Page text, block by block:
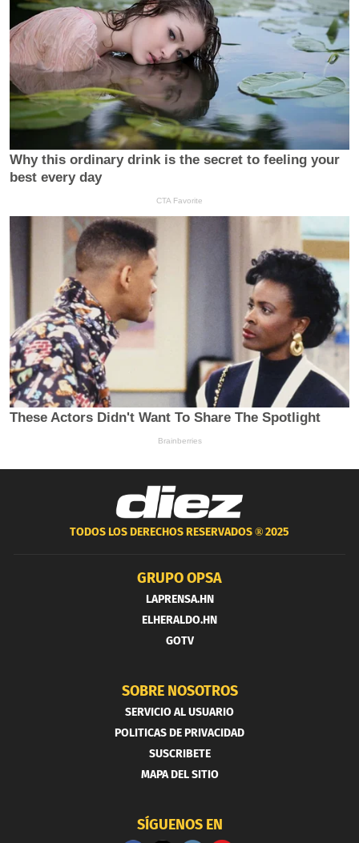
TODOS LOS DERECHOS RESERVADOS ®2025
GRUPO OPSA
LAPRENSA.HN
ELHERALDO.HN
GOTV
SOBRE NOSOTROS
SERVICIO AL USUARIO
POLITICAS DE PRIVACIDAD
SUSCRIBETE
MAPA DEL SITIO
SÍGUENOS EN